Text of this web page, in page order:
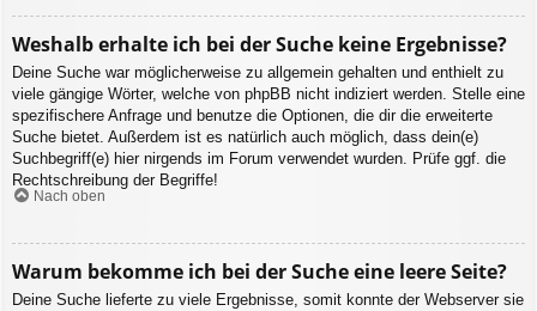
Weshalb erhalte ich bei der Suche keine Ergebnisse?
Deine Suche war möglicherweise zu allgemein gehalten und enthielt zu
viele gängige Wörter, welche von phpBB nicht indiziert werden. Stelle eine
spezifischere Anfrage und benutze die Optionen, die dir die erweiterte
Suche bietet. Außerdem ist es natürlich auch möglich, dass dein(e)
Suchbegriff(e) hier nirgends im Forum verwendet wurden. Prüfe ggf. die
Rechtschreibung der Begriffe!
Nach oben
Warum bekomme ich bei der Suche eine leere Seite?
Deine Suche lieferte zu viele Ergebnisse, somit konnte der Webserver sie